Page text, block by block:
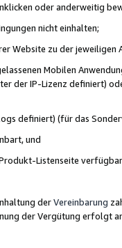
oder anderweitig
nicht einhalten;
Website zu der
Mobilen
der IP-Lizenz definiert)
definiert) (für das
und
Listenseite
derVereinbarung
der Vergütung erfolgt